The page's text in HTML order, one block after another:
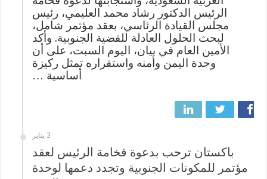
الرئيس الدكتور رشاد محمد العليمي، رئيس
مجلس القيادة الرئاسي، بعقد مؤتمر شامل،
لبحث الحلول العادلة للقضية الجنوبية. وأكد
الأمين العام في بيان، اليوم السبت، على أن
وحدة اليمن وأمنه واستقراره تمثل ركيزة
أساسية …
3 يناير
باكستان ترحب بدعوة فخامة الرئيس لعقد
مؤتمر للمكونات الجنوبية وتجدد دعمها لوحدة